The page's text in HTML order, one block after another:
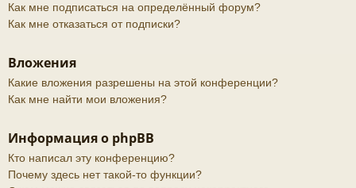
Как мне подписаться на определённый форум?
Как мне отказаться от подписки?
Вложения
Какие вложения разрешены на этой конференции?
Как мне найти мои вложения?
Информация о phpBB
Кто написал эту конференцию?
Почему здесь нет такой-то функции?